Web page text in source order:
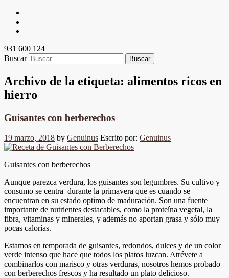
931 600 124
Buscar
Archivo de la etiqueta: alimentos ricos en
hierro
Guisantes con berberechos
19 marzo, 2018 by Genuinus Escrito por: Genuinus
Guisantes con berberechos
Aunque parezca verdura, los guisantes son legumbres. Su cultivo y
consumo se centra durante la primavera que es cuando se
encuentran en su estado optimo de maduración. Son una fuente
importante de nutrientes destacables, como la proteína vegetal, la
fibra, vitaminas y minerales, y además no aportan grasa y sólo muy
pocas calorías.
Estamos en temporada de guisantes, redondos, dulces y de un color
verde intenso que hace que todos los platos luzcan. Atrévete a
combinarlos con marisco y otras verduras, nosotros hemos probado
con berberechos frescos y ha resultado un plato delicioso.